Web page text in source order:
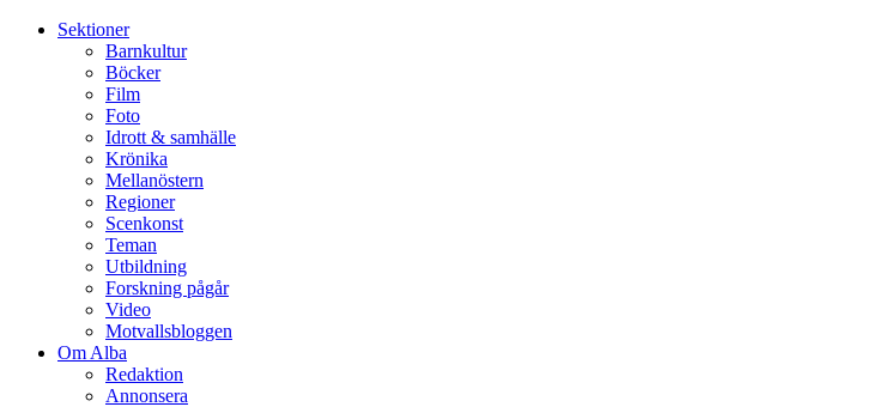
Sektioner
Barnkultur
Böcker
Film
Foto
Idrott & samhälle
Krönika
Mellanöstern
Regioner
Scenkonst
Teman
Utbildning
Forskning pågår
Video
Motvallsbloggen
Om Alba
Redaktion
Annonsera